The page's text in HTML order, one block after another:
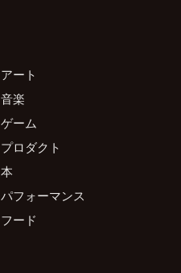
アート
音楽
ゲーム
プロダクト
本
パフォーマンス
フード